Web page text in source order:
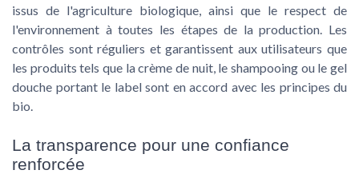
issus de l'agriculture biologique, ainsi que le respect de
l'environnement à toutes les étapes de la production. Les
contrôles sont réguliers et garantissent aux utilisateurs que
les produits tels que lacrème de nuit, leshampooing ou legel
douche portant le label sont en accord avec les principes du
bio.
La transparence pour une confiance
renforcée